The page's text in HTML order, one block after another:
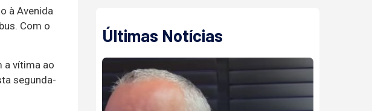
à Avenida
Com o
a vítima ao
segunda-
Últimas Notícias